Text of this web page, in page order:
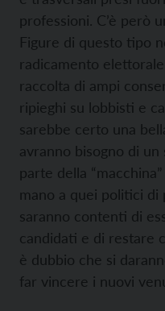
professioni. C’è però
Figure di questo tipo
radicamento
raccolta di ampi
ripieghi su lobbisti e
sarebbe certo una
avranno bisogno di un
parte della
mano a quei politici di
saranno contenti di
candidati e di restare
è dubbio che si
far vincere i nuovi